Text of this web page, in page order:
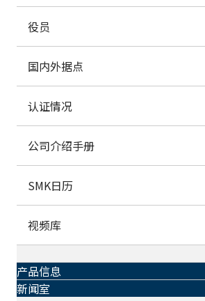
役员
国内外据点
认证情况
公司介绍手册
SMK日历
视频库
产品信息
新闻室